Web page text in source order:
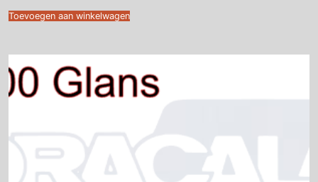
was:
€48.00.
is:
€35.00.
Toevoegen aan winkelwagen